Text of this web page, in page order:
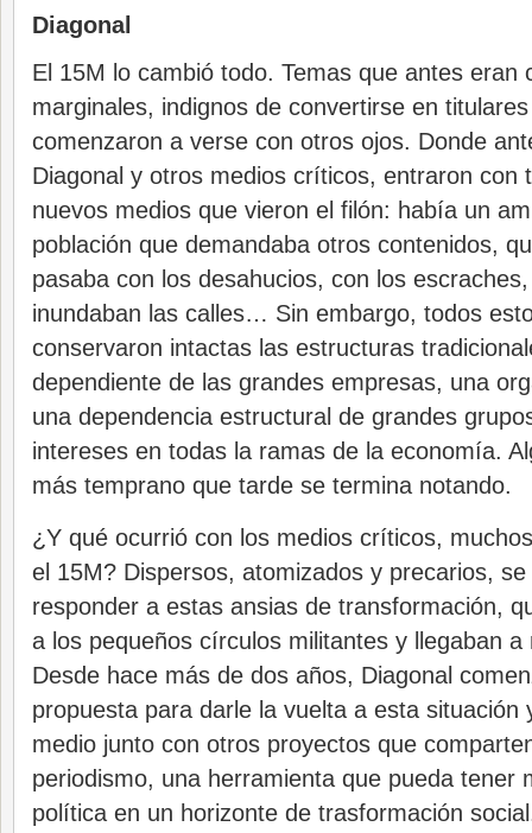
Diagonal
El 15M lo cambió todo. Temas que antes eran
marginales, indignos de convertirse en
comenzaron a verse con otros ojos. Donde
Diagonal y otros medios críticos, entraron con
nuevos medios que vieron el filón: había un
población que demandaba otros contenidos,
pasaba con los desahucios, con los
inundaban las calles… Sin embargo, todos
conservaron intactas las estructuras
dependiente de las grandes empresas, una
una dependencia estructural de grandes
intereses en todas la ramas de la economía.
más temprano que tarde se termina notando.
¿Y qué ocurrió con los medios críticos,
el 15M? Dispersos, atomizados y precarios,
responder a estas ansias de transformación,
a los pequeños círculos militantes y llegaban
Desde hace más de dos años, Diagonal
propuesta para darle la vuelta a esta situación
medio junto con otros proyectos que
periodismo, una herramienta que pueda tener
política en un horizonte de trasformación